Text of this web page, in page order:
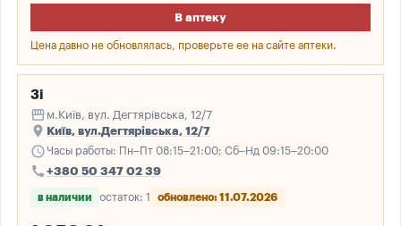
В аптеку
Цена давно не обновлялась, проверьте ее на сайте аптеки.
3і
storefront м.Київ, вул. Дегтярівська, 12/7
place Київ, вул.Дегтярівська, 12/7
scheduleЧасы работы: Пн–Пт 08:15–21:00; Сб–Нд 09:15–20:00
call +380 50 347 02 39
в наличии остаток: 1 обновлено: 11.07.2026